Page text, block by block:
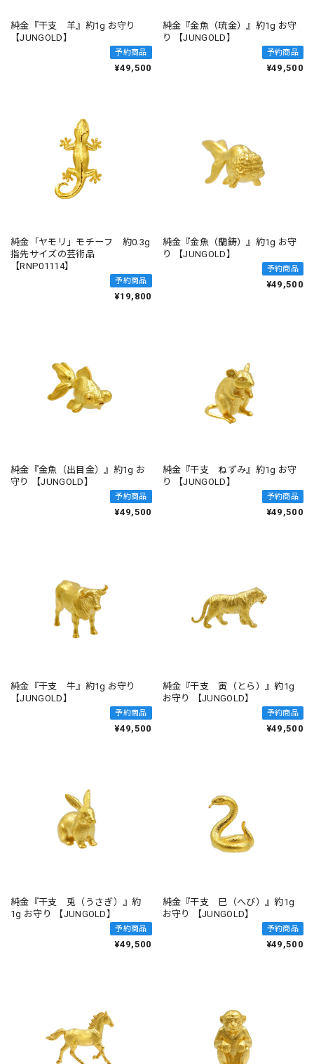
純金『干支 羊』約1g お守り
【JUNGOLD】
予約商品
¥49,500
純金『金魚（琉金）』約1g お守
り 【JUNGOLD】
予約商品
¥49,500
純金「ヤモリ」モチーフ 約0.3g
指先サイズの芸術品
【RNP01114】
予約商品
¥19,800
純金『金魚（蘭鋳）』約1g お守
り 【JUNGOLD】
予約商品
¥49,500
純金『金魚（出目金）』約1g お
守り 【JUNGOLD】
予約商品
¥49,500
純金『干支 ねずみ』約1g お守
り 【JUNGOLD】
予約商品
¥49,500
純金『干支 牛』約1g お守り
【JUNGOLD】
予約商品
¥49,500
純金『干支 寅（とら）』約1g
お守り 【JUNGOLD】
予約商品
¥49,500
純金『干支 兎（うさぎ）』約
1g お守り 【JUNGOLD】
予約商品
¥49,500
純金『干支 巳（へび）』約1g
お守り 【JUNGOLD】
予約商品
¥49,500